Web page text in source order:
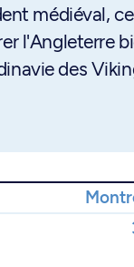
médiéval,
l'Angleterre
des